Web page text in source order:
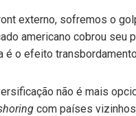
externo, sofremos o
americano cobrou seu
é o efeito
não é mais
com países